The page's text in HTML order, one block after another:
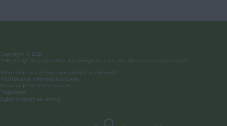
Copyright © 2026
BSH Sprzęt Gospodarstwa Domowego Sp. z o.o. Wszelkie prawa zastrzeżone.
Informacje o przetwarzaniu danych osobowych
Podstawowe informacje prawne
Informacje na temat cookies
Regulamin
Zgłoś problem ze stroną